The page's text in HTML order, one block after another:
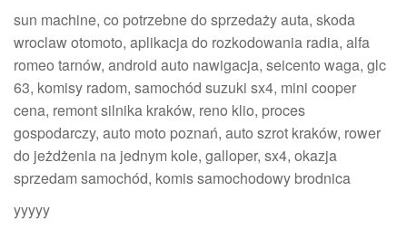
sun machine, co potrzebne do sprzedaży auta, skoda
wroclaw otomoto, aplikacja do rozkodowania radia, alfa
romeo tarnów, android auto nawigacja, seicento waga, glc
63, komisy radom, samochód suzuki sx4, mini cooper
cena, remont silnika kraków, reno klio, proces
gospodarczy, auto moto poznań, auto szrot kraków, rower
do jeżdżenia na jednym kole, galloper, sx4, okazja
sprzedam samochód, komis samochodowy brodnica
yyyyy